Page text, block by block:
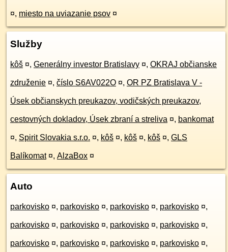
¤, miesto na uviazanie psov ¤
Služby
kôš ¤, Generálny investor Bratislavy ¤, OKRAJ občianske
združenie ¤, číslo S6AV022O ¤, OR PZ Bratislava V -
Úsek občianskych preukazov, vodičských preukazov,
cestovných dokladov, Úsek zbraní a streliva ¤, bankomat
¤, Spirit Slovakia s.r.o. ¤, kôš ¤, kôš ¤, kôš ¤, GLS
Balíkomat ¤, AlzaBox ¤
Auto
parkovisko ¤, parkovisko ¤, parkovisko ¤, parkovisko ¤,
parkovisko ¤, parkovisko ¤, parkovisko ¤, parkovisko ¤,
parkovisko ¤, parkovisko ¤, parkovisko ¤, parkovisko ¤,